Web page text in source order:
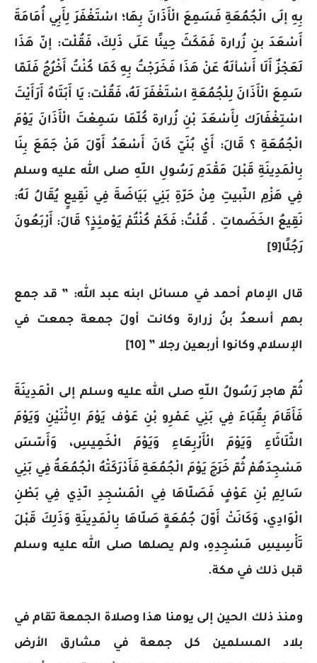
بِهِ إلَى الْجُمُعَةِ فَسَمِعَ الْأَذَانَ بِهَا؛ اسْتَغْفَرَ لِأَبِي أُمَامَةَ
أَسْعَدَ بنِ زُرارة فَمَكَثَ حِينًا عَلَى ذَلِكَ، فَقُلْت: إنّ هَذَا
لَعَجْزٌ أَلَا أَسْألَهُ عَنْ هَذَا فَخَرَجْتُ بِهِ كَمَا كُنْتُ أَخْرُجُ فَلَمّا
سَمِعَ الْأَذَانَ لِلْجُمُعَةِ اسْتَغْفَرَ لَهُ، فَقُلْت: يَا أَبَتَاهُ أَرَأَيْتَ
اسْتِغْفَارَك لِأَسْعَدَ بْنِ زُرارة كُلّمَا سَمِعْتَ الْأَذَانَ يَوْمَ
الْجُمُعَةِ ؟ قَالَ: أَيْ بُنَيّ كَانَ أَسْعَدُ أَوّلَ مَنْ جَمَعَ بِنَا
بِالْمَدِينَةِ قَبْلَ مَقْدَمِ رَسُولِ اللّهِ صلى الله عليه وسلم
فِي هَزْمِ النّبيتِ مِنْ حَرّةِ بَنِي بَيَاضَةَ فِي نَقِيعٍ يُقَالُ لَهُ:
نَقِيعُ الخَضَماتِ . قُلْتُ: فَكَمْ كُنْتُمْ يَوْمئِذٍ؟ قَالَ: أَرْبَعُونَ
رَجُلًا[9]
قال الإمام أحمد في مسائل ابنه عبد الله: ” قد جمع
بهم أسعدُ بنُ زرارة وكانت أولَ جمعة جمعت في
الإسلام, وكانوا أربعين رجلا ” [10]
ثُمّ هاجر رَسُولُ اللّهِ صلى الله عليه وسلم إلى الْمَدِينَةَ
فَأَقَامَ بِقُبَاءَ فِي بَنِي عَمْرِو بْنِ عَوْف يَوْمَ الِاثْنَيْنِ وَيَوْمَ
الثّلَاثَاءِ وَيَوْمَ الْأَرْبِعَاءِ وَيَوْمَ الْخَمِيسِ، وَأَسّسَ
مَسْجِدَهُمْ ثُمّ خَرَجَ يَوْمَ الْجُمُعَةِ فَأَدْرَكَتْهُ الْجُمُعَةُ فِي بَنِي
سَالِمِ بْنِ عَوْفٍ فَصَلّاهَا فِي الْمَسْجِدِ الّذِي فِي بَطْنِ
الْوَادِي، وَكَانَتْ أَوّلَ جُمُعَةٍ صَلّاهَا بِالْمَدِينَةِ وَذَلِكَ قَبْلَ
تَأْسِيسِ مَسْجِدِهِ، ولم يصلها صلى الله عليه وسلم
قبل ذلك في مكة.
ومنذ ذلك الحين إلى يومنا هذا وصلاة الجمعة تقام في
بلاد المسلمين كل جمعة في مشارق الأرض